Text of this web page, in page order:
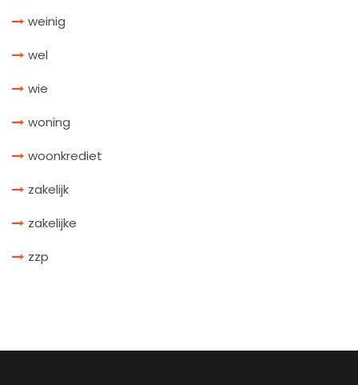
weinig
wel
wie
woning
woonkrediet
zakelijk
zakelijke
zzp